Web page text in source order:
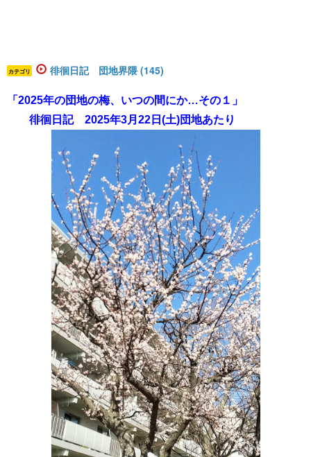
カテゴリ 徘徊日記 団地界隈 (145)
「2025年の団地の梅、いつの間にか…その１」
徘徊日記 2025年3月22日(土)団地あたり